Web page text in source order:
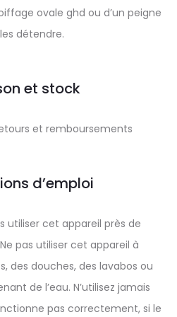
ovale ghd ou d’un peigne
détendre.
et stock
et remboursements
d’emploi
utiliser cet appareil près de
Ne pas utiliser cet appareil à
des douches, des lavabos ou
de l’eau. N’utilisez jamais
pas correctement, si le